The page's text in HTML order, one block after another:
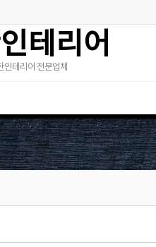
테리어
인테리어 전문업체